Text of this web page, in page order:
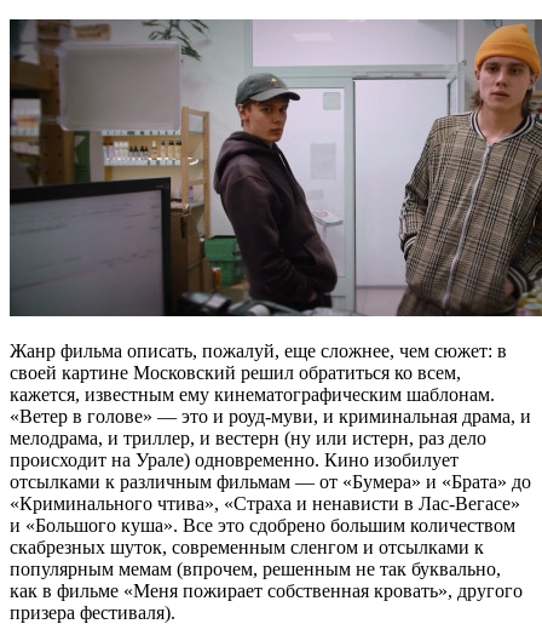
Жанр фильма описать, пожалуй, еще сложнее, чем сюжет: в
своей картине Московский решил обратиться ко всем,
кажется, известным ему кинематографическим шаблонам.
«Ветер в голове» — это и роуд-муви, и криминальная драма, и
мелодрама, и триллер, и вестерн (ну или истерн, раз дело
происходит на Урале) одновременно. Кино изобилует
отсылками к различным фильмам — от «Бумера» и «Брата» до
«Криминального чтива», «Страха и ненависти в Лас-Вегасе»
и «Большого куша». Все это сдобрено большим количеством
скабрезных шуток, современным сленгом и отсылками к
популярным мемам (впрочем, решенным не так буквально,
как в фильме «Меня пожирает собственная кровать», другого
призера фестиваля).